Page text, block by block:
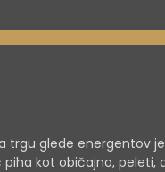
trgu glede energentov
kot običajno, peleti,